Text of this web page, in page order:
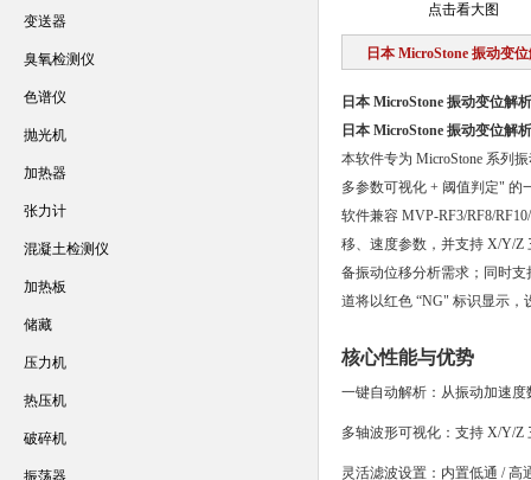
点击看大图
日本 MicroStone 振动变
日本 MicroStone 振动变位解
日本 MicroStone 振动变位解
本软件专为 MicroStone 系列
多参数可视化 + 阈值判定" 的
软件兼容 MVP-RF3/RF8/
移、速度参数，并支持 X/Y/Z
备振动位移分析需求；同时
道将以红色 “NG" 标识显示
核心性能与优势
一键自动解析：从振动加速度
多轴波形可视化：支持 X/Y/Z
灵活滤波设置：内置低通 / 高
变送器
臭氧检测仪
色谱仪
抛光机
加热器
张力计
混凝土检测仪
加热板
储藏
压力机
热压机
破碎机
振荡器